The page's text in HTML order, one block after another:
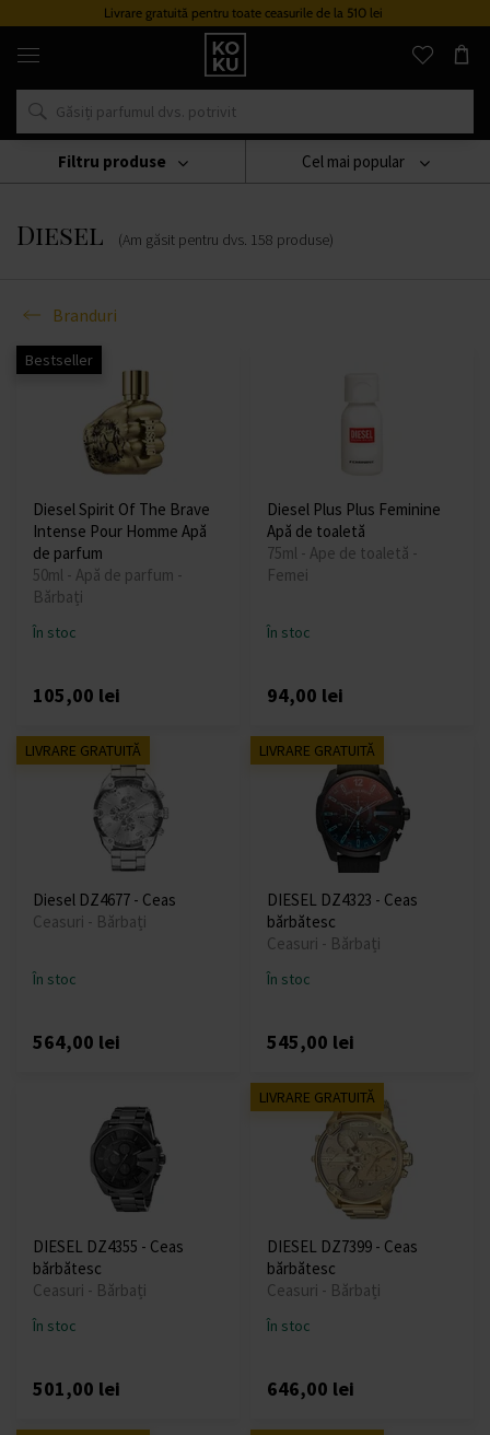
Livrare gratuită pentru toate ceasurile de la 510 lei
Parfumuri
ceasuri
originale
într-
singur
loc
Branduri Diesel
Diesel (Am găsit pentru dvs. 158 produse)
Cel mai popular
Branduri
Filtru produse
Bestseller
Diesel Spirit Of The Brave
Intense Pour Homme Apă
de parfum
50ml - Apă de parfum -
Bărbați
În stoc
105,00 lei
Diesel Plus Plus Feminine
Apă de toaletă
75ml - Ape de toaletă -
Femei
În stoc
94,00 lei
LIVRARE GRATUITĂ
Diesel DZ4677 - Ceas
Ceasuri - Bărbați
În stoc
564,00 lei
LIVRARE GRATUITĂ
DIESEL DZ4323 - Ceas
bărbătesc
Ceasuri - Bărbați
În stoc
545,00 lei
DIESEL DZ4355 - Ceas
bărbătesc
Ceasuri - Bărbați
În stoc
501,00 lei
LIVRARE GRATUITĂ
DIESEL DZ7399 - Ceas
bărbătesc
Ceasuri - Bărbați
În stoc
646,00 lei